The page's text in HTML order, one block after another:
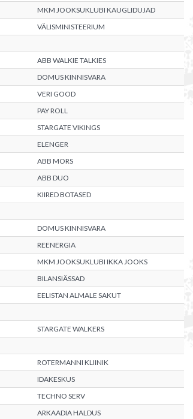
MKM JOOKSUKLUBI KAUGLIDUJAD
VÄLISMINISTEERIUM
ABB WALKIE TALKIES
DOMUS KINNISVARA
VERI GOOD
PAY ROLL
STARGATE VIKINGS
ELENGER
ABB MORS
ABB DUO
KIIRED BOTASED
DOMUS KINNISVARA
REENERGIA
MKM JOOKSUKLUBI IKKA JOOKS
BILANSIÄSSAD
EELISTAN ALMALE SAKUT
STARGATE WALKERS
ROTERMANNI KLIINIK
IDAKESKUS
TECHNO SERV
ARKAADIA HALDUS